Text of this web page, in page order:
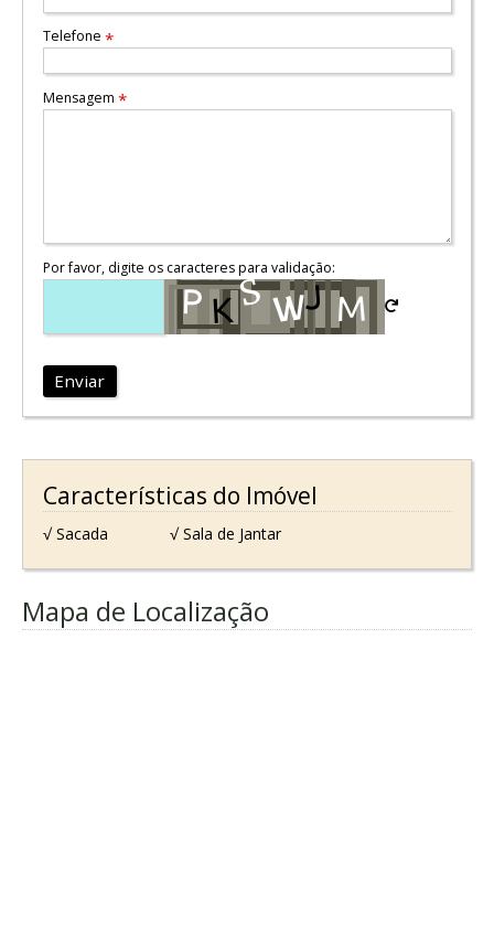
Telefone *
Mensagem *
Por favor, digite os caracteres para validação:
Enviar
Características do Imóvel
√ Sacada √ Sala de Jantar
Mapa de Localização